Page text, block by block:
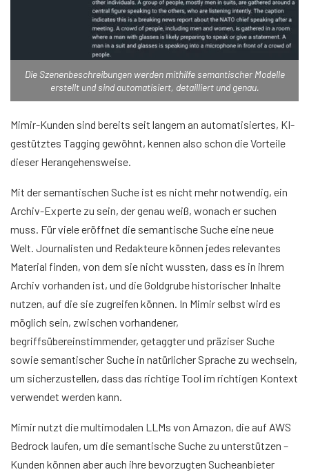
Die Szenenbeschreibungen werden mithilfe semantischer Modelle
erstellt und sind automatisiert, detailliert und genau.
Mimir-Kunden sind bereits seit langem an automatisiertes, KI-
gestütztes Tagging gewöhnt, kennen also schon die Vorteile
dieser Herangehensweise.
Mit der semantischen Suche ist es nicht mehr notwendig, ein
Archiv-Experte zu sein, der genau weiß, wonach er suchen
muss. Für viele eröffnet die semantische Suche eine neue
Welt. Journalisten und Redakteure können jedes relevantes
Material finden, von dem sie nicht wussten, dass es in ihrem
Archiv vorhanden ist, und die Goldgrube historischer Inhalte
nutzen, auf die sie zugreifen können. In Mimir selbst wird es
möglich sein, zwischen vorhandener,
begriffsübereinstimmender, getaggter und präziser Suche
sowie semantischer Suche in natürlicher Sprache zu wechseln,
um sicherzustellen, dass das richtige Tool im richtigen Kontext
verwendet werden kann.
Mimir nutzt die multimodalen LLMs von Amazon, die auf AWS
Bedrock laufen, um die semantische Suche zu unterstützen –
Kunden können aber auch ihre bevorzugten Sucheanbieter